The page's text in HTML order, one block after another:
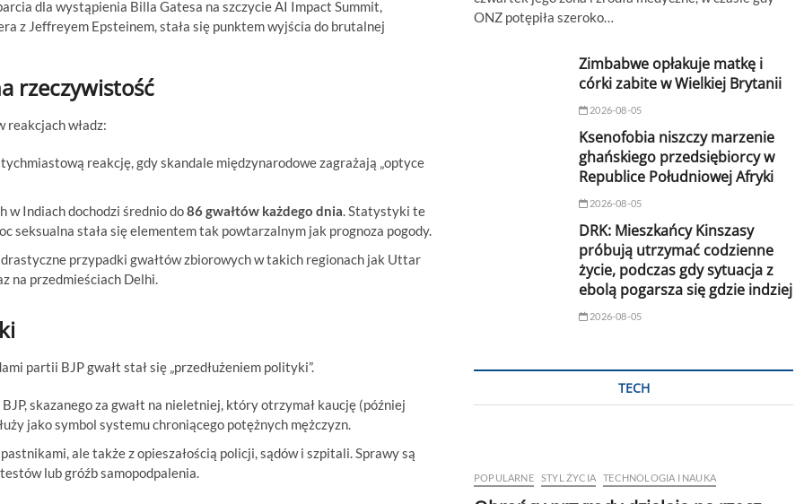
dla wystąpienia Billa Gatesa na szczycie AI Impact Summit,
z Jeffreyem Epsteinem, stała się punktem wyjścia do brutalnej
rzeczywistość
reakcjach władz:
reakcję, gdy skandale międzynarodowe zagrażają „optyce
w Indiach dochodzi średnio do86 gwałtów każdego dnia. Statystyki te
seksualna stała się elementem tak powtarzalnym jak prognoza pogody.
przypadki gwałtów zbiorowych w takich regionach jak Uttar
na przedmieściach Delhi.
partii BJP gwałt stał się „przedłużeniem polityki”.
skazanego za gwałt na nieletniej, który otrzymał kaucję (później
jako symbol systemu chroniącego potężnych mężczyzn.
ale także z opieszałością policji, sądów i szpitali. Sprawy są
lub gróźb samopodpalenia.
ONZ potępiła szeroko…
Zimbabwe opłakuje matkę i
córki zabite w Wielkiej Brytanii
2026-08-05
Ksenofobia niszczy marzenie
ghańskiego przedsiębiorcy w
Republice Południowej Afryki
2026-08-05
DRK: Mieszkańcy Kinszasy
próbują utrzymać codzienne
życie, podczas gdy sytuacja z
ebolą pogarsza się gdzie indziej
2026-08-05
TECH
POPULARNE STYL ŻYCIA TECHNOLOGIA I NAUKA